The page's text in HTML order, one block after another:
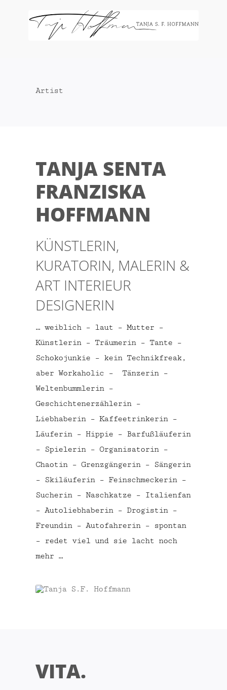
Artist
TANJA SENTA
FRANZISKA
HOFFMANN
KÜNSTLERIN,
KURATORIN, MALERIN &
ART INTERIEUR
DESIGNERIN
… weiblich – laut – Mutter –
Künstlerin – Träumerin – Tante –
Schokojunkie – kein Technikfreak,
aber Workaholic – Tänzerin –
Weltenbummlerin –
Geschichtenerzählerin –
Liebhaberin – Kaffeetrinkerin –
Läuferin – Hippie – Barfußläuferin
– Spielerin – Organisatorin –
Chaotin – Grenzgängerin – Sängerin
– Skiläuferin – Feinschmeckerin –
Sucherin – Naschkatze – Italienfan
– Autoliebhaberin – Drogistin –
Freundin – Autofahrerin – spontan
– redet viel und sie lacht noch
mehr …
VITA.